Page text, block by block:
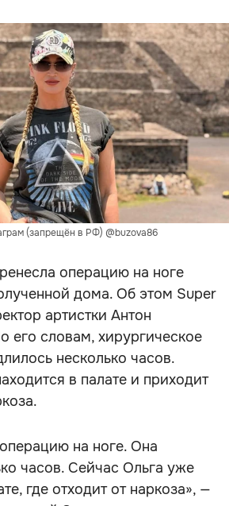
(запрещён в РФ) @buzova86
операцию на ноге
дома. Об этом Super
артистки Антон
его словам, хирургическое
несколько часов.
в палате и приходит
на ноге. Она
часов. Сейчас Ольга уже
где отходит от наркоза», —